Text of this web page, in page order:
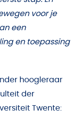
voor je
een
en toepassing
hoogleraar
der
Twente: